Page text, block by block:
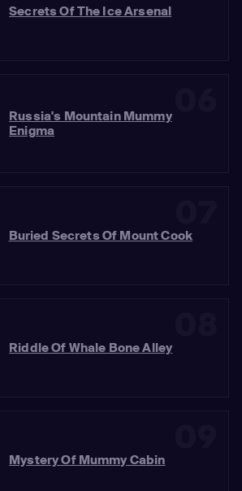
Secrets Of The Ice Arsenal
Russia's Mountain Mummy
Enigma
Buried Secrets Of Mount Cook
Riddle Of Whale Bone Alley
Mystery Of Mummy Cabin